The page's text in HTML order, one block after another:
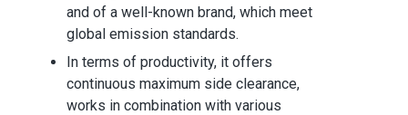
and of a well-known brand, which meet
global emission standards.
In terms of productivity, it offers
continuous maximum side clearance,
works in combination with various